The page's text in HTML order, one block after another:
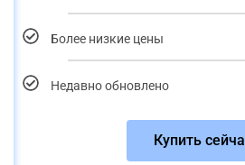
Более низкие цены
Недавно обновлено
Купить